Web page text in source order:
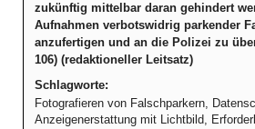
zukünftig mittelbar daran gehindert
Aufnahmen verbotswidrig parkender
anzufertigen und an die Polizei zu
106) (redaktioneller Leitsatz)
Schlagworte:
Fotografieren von Falschparkern,
Anzeigenerstattung mit Lichtbild,